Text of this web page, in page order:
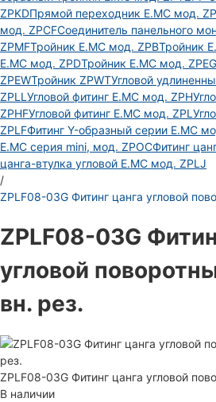
ZPKDПрямой переходник E.MC мод.
мод. ZPCFСоединитель панельного
ZPMFТройник E.MC мод. ZPBТройник
E.MC мод. ZPDТройник E.MC мод. ZPEG
ZPEWТройник ZPWTУгловой
ZPLL Угловой фитинг E.MC мод. ZPH
ZPHFУгловой фитинг E.MC мод. ZPL
ZPLFФитинг Y-образный серии E.MC
E.MC серия mini, мод. ZPOCФитинг
цанга-втулка угловой Е.МС мод. ZPLJ
/
ZPLF08-03G Фитинг цанга угловой
ZPLF08-03G
угловой
вн. рез.
ZPLF08-03G Фитинг цанга угловой
В наличии